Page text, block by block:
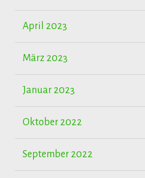
April 2023
März 2023
Januar 2023
Oktober 2022
September 2022